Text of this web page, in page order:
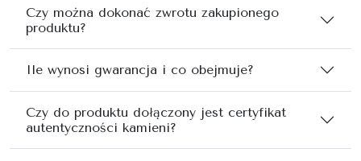
Czy można dokonać zwrotu zakupionego
produktu?
Ile wynosi gwarancja i co obejmuje?
Czy do produktu dołączony jest certyfikat
autentyczności kamieni?